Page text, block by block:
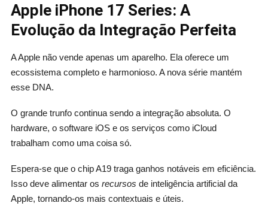
Apple iPhone 17 Series: A
Evolução da Integração Perfeita
A Apple não vende apenas um aparelho. Ela oferece um
ecossistema completo e harmonioso. A nova série mantém
esse DNA.
O grande trunfo continua sendo a integração absoluta. O
hardware, o software iOS e os serviços como iCloud
trabalham como uma coisa só.
Espera-se que o chip A19 traga ganhos notáveis em eficiência.
Isso deve alimentar os recursos de inteligência artificial da
Apple, tornando-os mais contextuais e úteis.